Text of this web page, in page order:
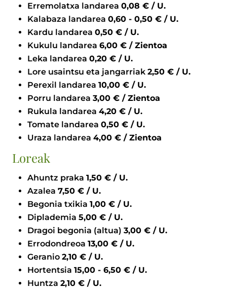
Erremolatxa landarea
0,08 € / U.
Kalabaza landarea
0,60 - 0,50 € / U.
Kardu landarea
0,50 € / U.
Kukulu landarea
6,00 € / Zientoa
Leka landarea
0,20 € / U.
Lore usaintsu eta jangarriak
2,50 € / U.
Perexil landarea
10,00 € / U.
Porru landarea
3,00 € / Zientoa
Rukula landarea
4,20 € / U.
Tomate landarea
0,50 € / U.
Uraza landarea
4,00 € / Zientoa
Loreak
Ahuntz praka
1,50 € / U.
Azalea
7,50 € / U.
Begonia txikia
1,00 € / U.
Diplademia
5,00 € / U.
Dragoi begonia (altua)
3,00 € / U.
Errodondreoa
13,00 € / U.
Geranio
2,10 € / U.
Hortentsia
15,00 - 6,50 € / U.
Huntza
2,10 € / U.